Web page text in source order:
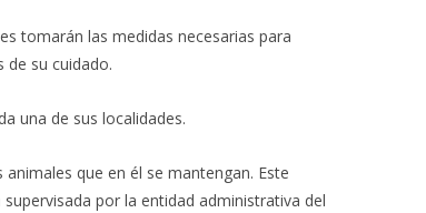
tomarán las medidas necesarias para
de su cuidado.
una de sus localidades.
que en él se mantengan. Este
por la entidad administrativa del